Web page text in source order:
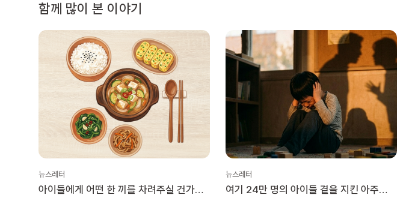
함께 많이 본 이야기
뉴스레터
아이들에게 어떤 한 끼를 차려주실 건가요?
뉴스레터
여기 24만 명의 아이들 곁을 지킨 아주